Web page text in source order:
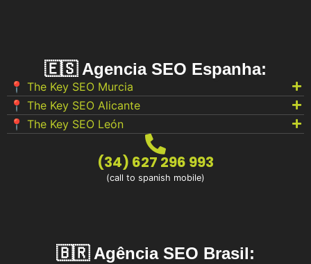
🇪🇸 Agencia SEO Espanha:
📍 The Key SEO Murcia
📍 The Key SEO Alicante
📍 The Key SEO León
(34) 627 296 993
(call to spanish mobile)
🇧🇷 Agência SEO Brasil: